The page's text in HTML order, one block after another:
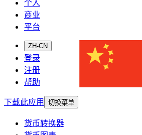
个人
商业
平台
ZH-CN
登录
注册
帮助
下载此应用
切换菜单
货币转换器